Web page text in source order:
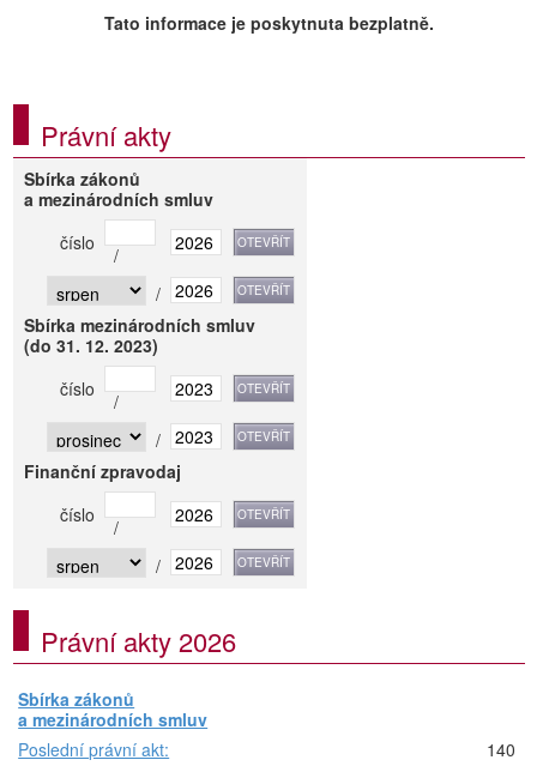
Tato informace je poskytnuta bezplatně.
Právní akty
Sbírka zákonů
a mezinárodních smluv
číslo
/
/
Sbírka mezinárodních smluv
(do 31. 12. 2023)
číslo
/
/
Finanční zpravodaj
číslo
/
/
Právní akty 2026
Sbírka zákonů
a mezinárodních smluv
Poslední právní akt:
140